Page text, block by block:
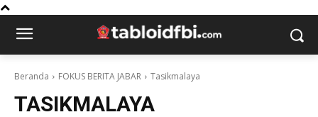
Beranda FOKUS BERITA JABAR Tasikmalaya
TASIKMALAYA